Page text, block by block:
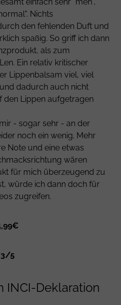
Nichts
den fehlenden Duft und
spaßig. So griff ich dann
als zum
Ein relativ kritischer
Lippenbalsam viel, viel
dadurch auch nicht
den Lippen aufgetragen
- sogar sehr - an der
noch ein wenig. Mehr
Note und eine etwas
wären
für mich überzeugend zu
würde ich dann doch für
zugreifen.
3/5
INCI-Deklaration